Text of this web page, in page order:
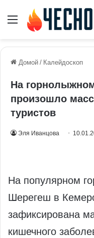
Меню
Домой / Калейдоскоп
На
произошло
туристов
Эля Иванцова
На популярном
Шерегеш в
зафиксирована
кишечного